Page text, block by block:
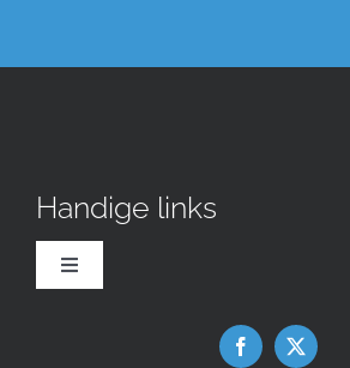
Handige links
Toggle